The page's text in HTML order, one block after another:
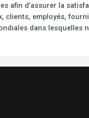
afin d’assurer la
clients, employés,
dans lesquelles